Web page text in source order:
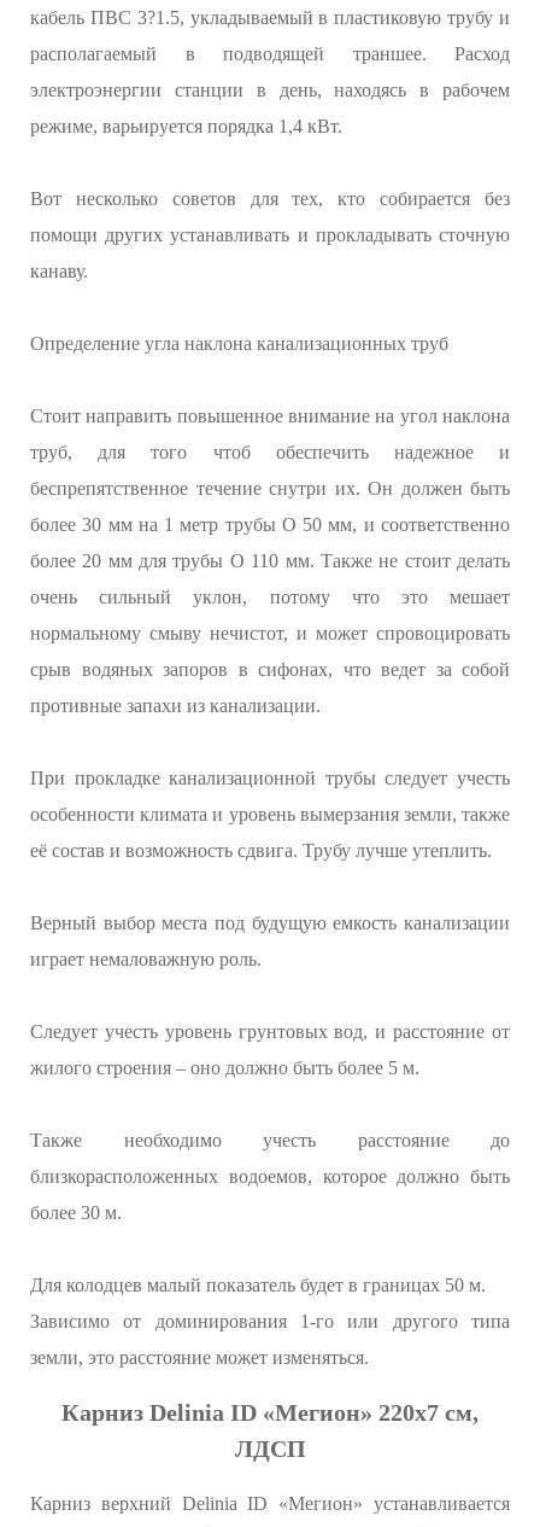
кабель ПВС 3?1.5, укладываемый в пластиковую трубу и
располагаемый в подводящей траншее. Расход
электроэнергии станции в день, находясь в рабочем
режиме, варьируется порядка 1,4 кВт.
Вот несколько советов для тех, кто собирается без
помощи других устанавливать и прокладывать сточную
канаву.
Определение угла наклона канализационных труб
Стоит направить повышенное внимание на угол наклона
труб, для того чтоб обеспечить надежное и
беспрепятственное течение снутри их. Он должен быть
более 30 мм на 1 метр трубы O 50 мм, и соответственно
более 20 мм для трубы O 110 мм. Также не стоит делать
очень сильный уклон, потому что это мешает
нормальному смыву нечистот, и может спровоцировать
срыв водяных запоров в сифонах, что ведет за собой
противные запахи из канализации.
При прокладке канализационной трубы следует учесть
особенности климата и уровень вымерзания земли, также
её состав и возможность сдвига. Трубу лучше утеплить.
Верный выбор места под будущую емкость канализации
играет немаловажную роль.
Следует учесть уровень грунтовых вод, и расстояние от
жилого строения – оно должно быть более 5 м.
Также необходимо учесть расстояние до
близкорасположенных водоемов, которое должно быть
более 30 м.
Для колодцев малый показатель будет в границах 50 м.
Зависимо от доминирования 1-го или другого типа
земли, это расстояние может изменяться.
Карниз Delinia ID «Мегион» 220х7 см,
ЛДСП
Карниз верхний Delinia ID «Мегион» устанавливается